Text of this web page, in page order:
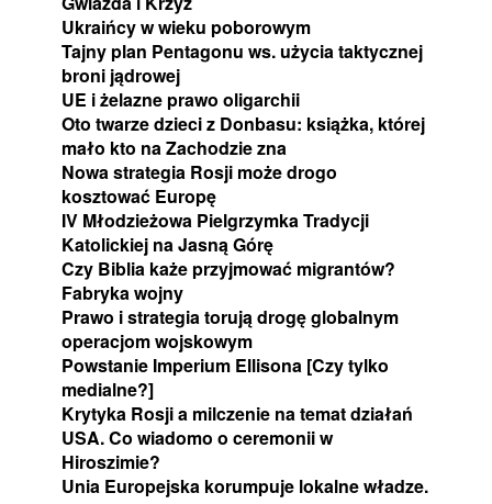
Ukraińcy w wieku poborowym
Tajny plan Pentagonu ws. użycia taktycznej
broni jądrowej
UE i żelazne prawo oligarchii
Oto twarze dzieci z Donbasu: książka, której
mało kto na Zachodzie zna
Nowa strategia Rosji może drogo
kosztować Europę
IV Młodzieżowa Pielgrzymka Tradycji
Katolickiej na Jasną Górę
Czy Biblia każe przyjmować migrantów?
Fabryka wojny
Prawo i strategia torują drogę globalnym
operacjom wojskowym
Powstanie Imperium Ellisona [Czy tylko
medialne?]
Krytyka Rosji a milczenie na temat działań
USA. Co wiadomo o ceremonii w
Hiroszimie?
Unia Europejska korumpuje lokalne władze.